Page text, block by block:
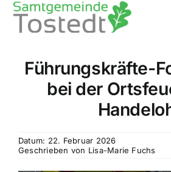
Zum
Unsere
Führungskräfte-
bei der
Datum: 22. Februar 2026
Geschrieben von Lisa-Marie Fuchs